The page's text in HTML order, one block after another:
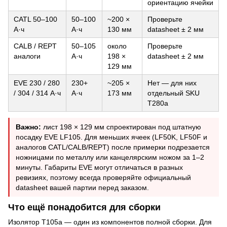
ориентацию ячейки
CATL 50–100
А·ч
50–100
А·ч
~200 ×
130 мм
Проверьте
datasheet ± 2 мм
CALB / REPT
аналоги
50–105
А·ч
около
198 ×
129 мм
Проверьте
datasheet ± 2 мм
EVE 230 / 280
/ 304 / 314 А·ч
230+
А·ч
~205 ×
173 мм
Нет — для них
отдельный SKU
T280a
Важно: лист 198 × 129 мм спроектирован под штатную
посадку EVE LF105. Для меньших ячеек (LF50K, LF50F и
аналогов CATL/CALB/REPT) после примерки подрезается
ножницами по металлу или канцелярским ножом за 1–2
минуты. Габариты EVE могут отличаться в разных
ревизиях, поэтому всегда проверяйте официальный
datasheet вашей партии перед заказом.
Что ещё понадобится для сборки
Изолятор T105a — один из компонентов полной сборки. Для